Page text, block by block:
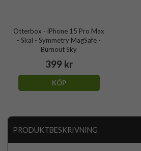
Otterbox - iPhone 15 Pro Max
- Skal - Symmetry MagSafe -
Burnout Sky
399 kr
KÖP
PRODUKTBESKRIVNING